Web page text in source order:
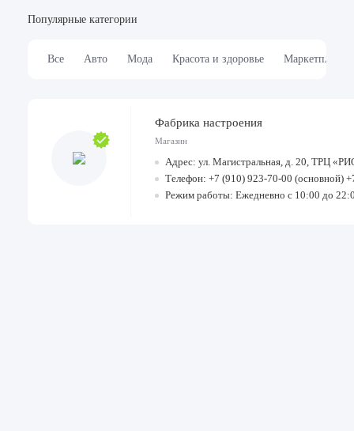
Популярные категории
Все Авто Мода Красота и здоровье Маркетплейсы
Фабрика настроения
Магазин
Адрес: ул. Магистральная, д. 20, ТРЦ
Телефон: +7 (910) 923-70-00 (основной)
Режим работы: Ежедневно с 10:00 до